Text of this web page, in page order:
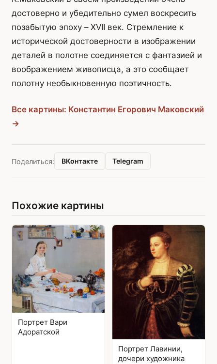
достоверно и убедительно сумел воскресить
позабытую эпоху – XVII век. Стремление к
исторической достоверности в изображении
деталей в полотне соединяется с фантазией и
воображением живописца, а это сообщает
полотну необыкновенную поэтичность.
Все картины: Константин Егорович Маковский
→
Поделиться: ВКонтакте Telegram
Похожие картины
Портрет Вари
Адоратской
Портрет Лавинии,
дочери художника